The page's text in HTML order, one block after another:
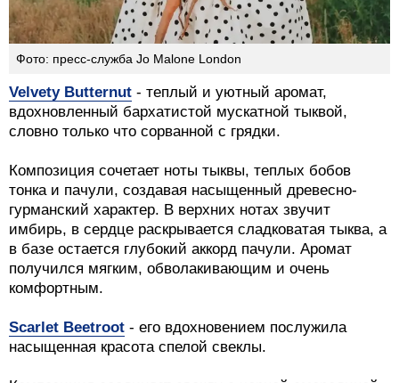
Фото: пресс-служба Jo Malone London
Velvety Butternut - теплый и уютный аромат,
вдохновленный бархатистой мускатной тыквой,
словно только что сорванной с грядки.
Композиция сочетает ноты тыквы, теплых бобов
тонка и пачули, создавая насыщенный древесно-
гурманский характер. В верхних нотах звучит
имбирь, в сердце раскрывается сладковатая тыква, а
в базе остается глубокий аккорд пачули. Аромат
получился мягким, обволакивающим и очень
комфортным.
Scarlet Beetroot - его вдохновением послужила
насыщенная красота спелой свеклы.